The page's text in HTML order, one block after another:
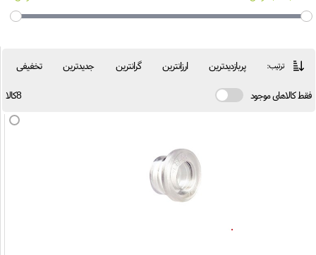
ترتیب: پربازدیدترین ارزانترین گرانترین جدیدترین تخفیفی
فقط کالاهای موجود 8کالا